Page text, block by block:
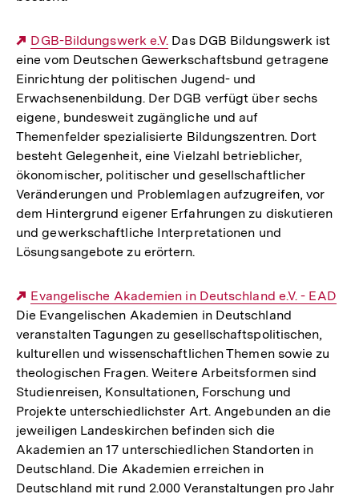
Externer
Link:
DGB-Bildungswerk e.V. Das DGB Bildungswerk ist
eine vom Deutschen Gewerkschaftsbund getragene
Einrichtung der politischen Jugend- und
Erwachsenenbildung. Der DGB verfügt über sechs
eigene, bundesweit zugängliche und auf
Themenfelder spezialisierte Bildungszentren. Dort
besteht Gelegenheit, eine Vielzahl betrieblicher,
ökonomischer, politischer und gesellschaftlicher
Veränderungen und Problemlagen aufzugreifen, vor
dem Hintergrund eigener Erfahrungen zu diskutieren
und gewerkschaftliche Interpretationen und
Lösungsangebote zu erörtern.
Externer
Link:
Evangelische Akademien in Deutschland e.V. - EAD
Die Evangelischen Akademien in Deutschland
veranstalten Tagungen zu gesellschaftspolitischen,
kulturellen und wissenschaftlichen Themen sowie zu
theologischen Fragen. Weitere Arbeitsformen sind
Studienreisen, Konsultationen, Forschung und
Projekte unterschiedlichster Art. Angebunden an die
jeweiligen Landeskirchen befinden sich die
Akademien an 17 unterschiedlichen Standorten in
Deutschland. Die Akademien erreichen in
Deutschland mit rund 2.000 Veranstaltungen pro Jahr